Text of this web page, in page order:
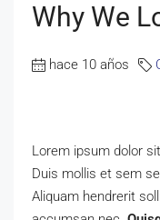
Why We
hace 10 años
Lorem ipsum dolor
Duis mollis et sem
Aliquam hendrerit